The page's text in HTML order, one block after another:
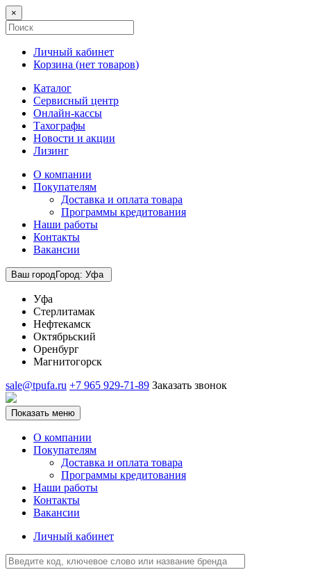
×
Личный кабинет
Корзина (нет товаров)
Каталог
Сервисный центр
Онлайн-кассы
Тахографы
Новости и акции
Лизинг
О компании
Покупателям
Доставка и оплата товара
Программы кредитования
Наши работы
Контакты
Вакансии
Ваш городГород: Уфа
Уфа
Стерлитамак
Нефтекамск
Октябрьский
Оренбург
Магнитогорск
sale@tpufa.ru +7 965 929-71-89 Заказать звонок
Показать меню
О компании
Покупателям
Доставка и оплата товара
Программы кредитования
Наши работы
Контакты
Вакансии
Личный кабинет